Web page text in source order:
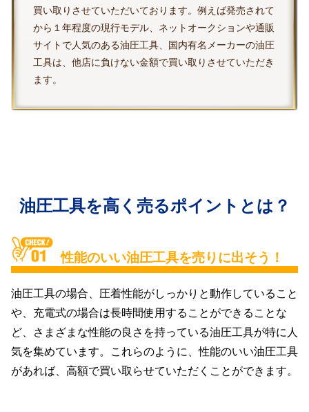
買い取りさせていただいております。例えば発売されて
から１年程度の現行モデル、ネットオークションや通販
サイトで人気のある油圧工具、国内有名メーカーの油圧
工具は、他店に負けない金額で買い取りさせていただき
ます。
油圧工具を高く売るポイントとは？
性能のいい油圧工具を売りに出そう！
油圧工具の場合、圧着性能がしっかりと動作していること
や、充電式の場合は長時間使用することができることな
ど、さまざまな性能の良さを持っている油圧工具が特に人
気を集めています。これらのように、性能のいい油圧工具
があれば、高額で買い取らせていただくことができます。